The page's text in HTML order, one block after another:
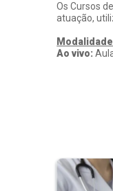
Os Cursos
atuação,
Modalidade
Ao vivo: